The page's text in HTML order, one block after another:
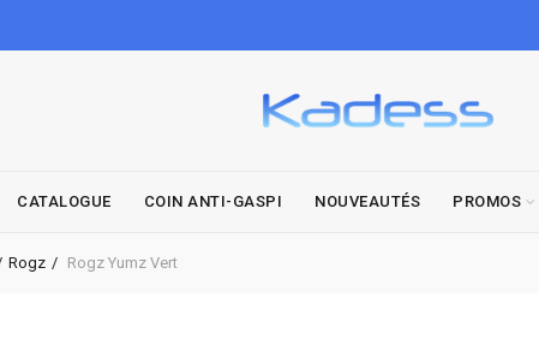
CATALOGUE COIN ANTI-GASPI NOUVEAUTÉS PROMOS
Rogz Rogz Yumz Vert